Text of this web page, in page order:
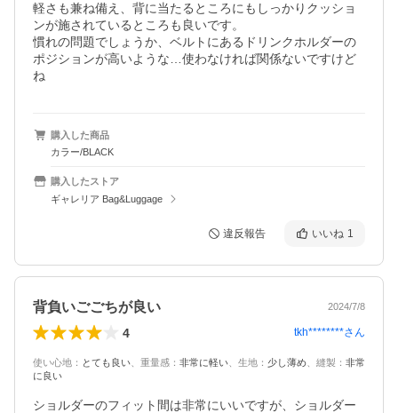
軽さも兼ね備え、背に当たるところにもしっかりクッショ
ンが施されているところも良いです。
慣れの問題でしょうか、ベルトにあるドリンクホルダーの
ポジションが高いような…使わなければ関係ないですけど
ね
購入した商品
カラー/BLACK
購入したストア
ギャレリア Bag&Luggage
違反報告 いいね 1
背負いごごちが良い 2024/7/8
4 tkh********さん
使い心地 ： とても良い 重量感 ： 非常に軽い 生地 ： 少し薄め 縫製 ： 非常
に良い
ショルダーのフィット間は非常にいいですが、ショルダー